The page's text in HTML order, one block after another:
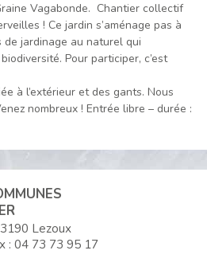
Vagabonde. Chantier collectif
! Ce jardin s’aménage pas à
jardinage au naturel qui
Pour participer, c’est
à l’extérieur et des gants. Nous
nombreux ! Entrée libre – durée :
Lezoux
: 04 73 73 95 17